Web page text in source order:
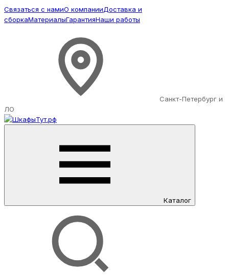
Связаться с намиО компанииДоставка и
сборкаМатериалыГарантияНаши работы
Санкт-Петербург и
ЛО
Каталог